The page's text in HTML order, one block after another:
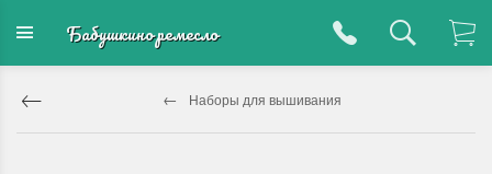
Бабушкино ремесло
Наборы для вышивания